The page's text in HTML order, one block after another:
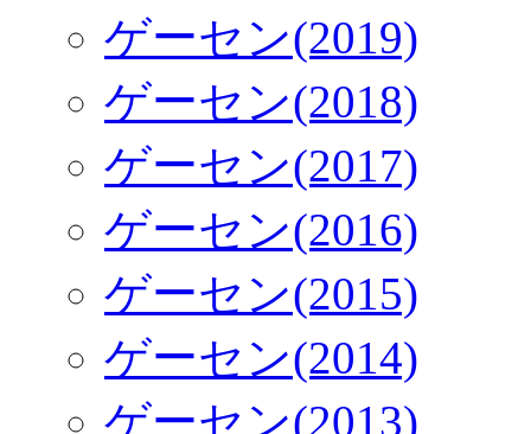
ゲーセン(2019)
ゲーセン(2018)
ゲーセン(2017)
ゲーセン(2016)
ゲーセン(2015)
ゲーセン(2014)
ゲーセン(2013)